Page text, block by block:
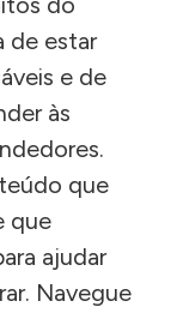
de estar
e de
às
que
que
ajudar
Navegue